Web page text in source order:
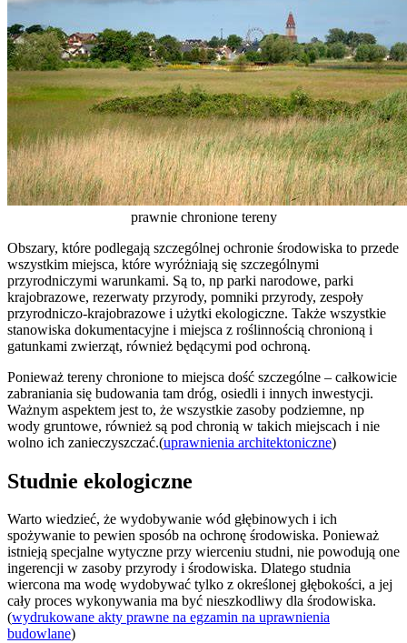
prawnie chronione tereny
Obszary, które podlegają szczególnej ochronie środowiska to przede
wszystkim miejsca, które wyróżniają się szczególnymi
przyrodniczymi warunkami. Są to, np parki narodowe, parki
krajobrazowe, rezerwaty przyrody, pomniki przyrody, zespoły
przyrodniczo-krajobrazowe i użytki ekologiczne. Także wszystkie
stanowiska dokumentacyjne i miejsca z roślinnością chronioną i
gatunkami zwierząt, również będącymi pod ochroną.
Ponieważ tereny chronione to miejsca dość szczególne – całkowicie
zabraniania się budowania tam dróg, osiedli i innych inwestycji.
Ważnym aspektem jest to, że wszystkie zasoby podziemne, np
wody gruntowe, również są pod chronią w takich miejscach i nie
wolno ich zanieczyszczać.(uprawnienia architektoniczne)
Studnie ekologiczne
Warto wiedzieć, że wydobywanie wód głębinowych i ich
spożywanie to pewien sposób na ochronę środowiska. Ponieważ
istnieją specjalne wytyczne przy wierceniu studni, nie powodują one
ingerencji w zasoby przyrody i środowiska. Dlatego studnia
wiercona ma wodę wydobywać tylko z określonej głębokości, a jej
cały proces wykonywania ma być nieszkodliwy dla środowiska.
(wydrukowane akty prawne na egzamin na uprawnienia
budowlane)